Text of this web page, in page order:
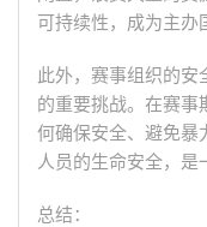
可持续性，成为主办
此外，赛事组织的
的重要挑战。在赛事
何确保安全、避免暴
人员的生命安全，是
总结：